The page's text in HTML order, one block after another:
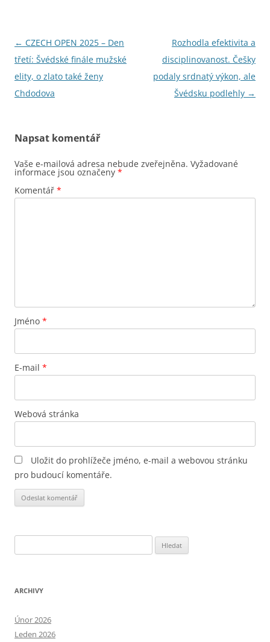
Navigace
pro
příspěvky
← CZECH OPEN 2025 – Den
třetí: Švédské finále mužské
elity, o zlato také ženy
Chdodova
Rozhodla efektivita a
disciplinovanost. Češky
podaly srdnatý výkon, ale
Švédsku podlehly →
Napsat komentář
Vaše e-mailová adresa nebude zveřejněna. Vyžadované
informace jsou označeny *
Komentář *
Jméno *
E-mail *
Webová stránka
Uložit do prohlížeče jméno, e-mail a webovou stránku
pro budoucí komentáře.
ARCHIVY
Únor 2026
Leden 2026